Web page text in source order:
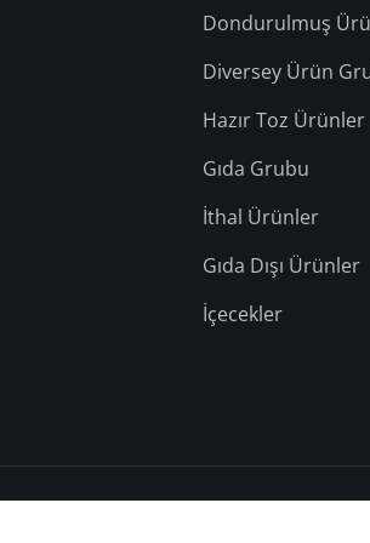
Dondurulmuş
Diversey Ürün
Hazır Toz Ürünler
Gıda Grubu
İthal Ürünler
Gıda Dışı Ürünler
İçecekler